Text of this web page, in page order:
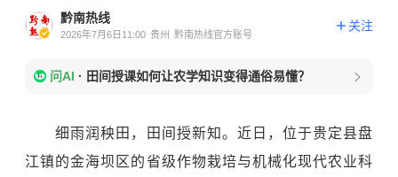
黔南热线
2026年7月6日11:00 贵州 黔南热线官方账号
关注
问AI · 田间授课如何让农学知识变得通俗易懂？
细雨润秧田，田间授新知。近日，位于贵定县盘
江镇的金海坝区的省级作物栽培与机械化现代农业科